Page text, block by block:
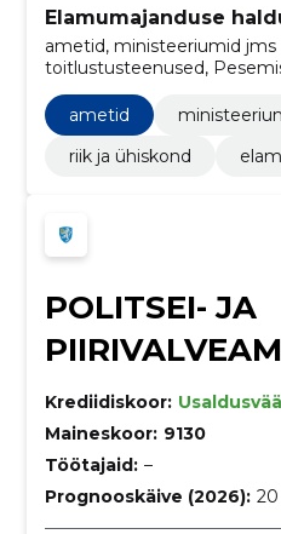
Elamumajanduse
ametid, ministeeriumid jms
toitlustusteenused,
häiresüsteemi
Sotsiaalteenuste hoonete
õigusteenused, hoone
ehitustööd
ametid
riik ja ühiskond
POLITSEI- JA
Krediidiskoor:
Maineskoor: 9130
Töötajaid: –
Prognooskäive (2026):